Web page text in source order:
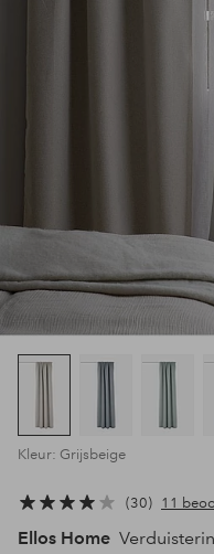
Kleur: Grijsbeige
30 11
Ellos Home